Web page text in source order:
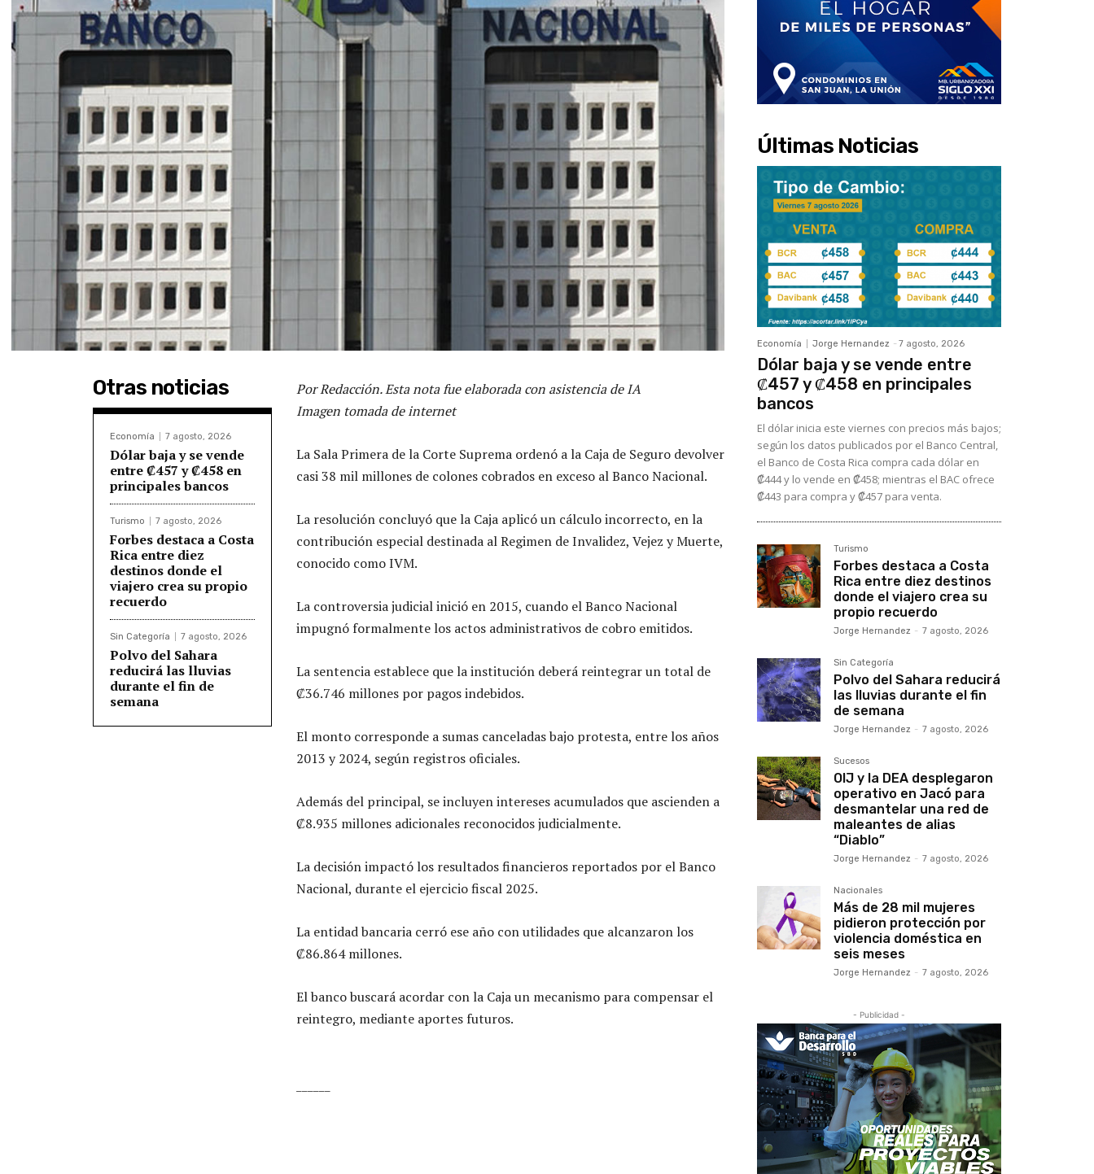
Otras noticias
Economía 7 agosto, 2026
Dólar baja y se vende
entre ₡457 y ₡458 en
principales bancos
Turismo 7 agosto, 2026
Forbes destaca a Costa
Rica entre diez
destinos donde el
viajero crea su propio
recuerdo
Sin Categoría 7 agosto, 2026
Polvo del Sahara
reducirá las lluvias
durante el fin de
semana
Por Redacción. Esta nota fue elaborada con asistencia de IA
Imagen tomada de internet
La Sala Primera de la Corte Suprema ordenó a la Caja de Seguro devolver
casi 38 mil millones de colones cobrados en exceso al Banco Nacional.
La resolución concluyó que la Caja aplicó un cálculo incorrecto, en la
contribución especial destinada al Regimen de Invalidez, Vejez y Muerte,
conocido como IVM.
La controversia judicial inició en 2015, cuando el Banco Nacional
impugnó formalmente los actos administrativos de cobro emitidos.
La sentencia establece que la institución deberá reintegrar un total de
₡36.746 millones por pagos indebidos.
El monto corresponde a sumas canceladas bajo protesta, entre los años
2013 y 2024, según registros oficiales.
Además del principal, se incluyen intereses acumulados que ascienden a
₡8.935 millones adicionales reconocidos judicialmente.
La decisión impactó los resultados financieros reportados por el Banco
Nacional, durante el ejercicio fiscal 2025.
La entidad bancaria cerró ese año con utilidades que alcanzaron los
₡86.864 millones.
El banco buscará acordar con la Caja un mecanismo para compensar el
reintegro, mediante aportes futuros.
Últimas Noticias
Economía Jorge Hernandez - 7 agosto, 2026
Dólar baja y se vende entre
₡457 y ₡458 en principales
bancos
El dólar inicia este viernes con precios más bajos;
según los datos publicados por el Banco Central,
el Banco de Costa Rica compra cada dólar en
₡444 y lo vende en ₡458; mientras el BAC ofrece
₡443 para compra y ₡457 para venta.
Turismo
Forbes destaca a Costa
Rica entre diez destinos
donde el viajero crea su
propio recuerdo
Jorge Hernandez - 7 agosto, 2026
Sin Categoría
Polvo del Sahara reducirá
las lluvias durante el fin
de semana
Jorge Hernandez - 7 agosto, 2026
Sucesos
OIJ y la DEA desplegaron
operativo en Jacó para
desmantelar una red de
maleantes de alias
“Diablo”
Jorge Hernandez - 7 agosto, 2026
Nacionales
Más de 28 mil mujeres
pidieron protección por
violencia doméstica en
seis meses
Jorge Hernandez - 7 agosto, 2026
- Publicidad -